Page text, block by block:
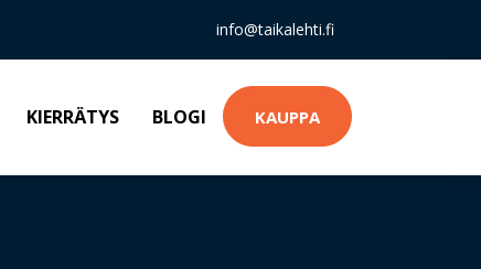
info@taikalehti.fi
KIERRÄTYS BLOGI KAUPPA